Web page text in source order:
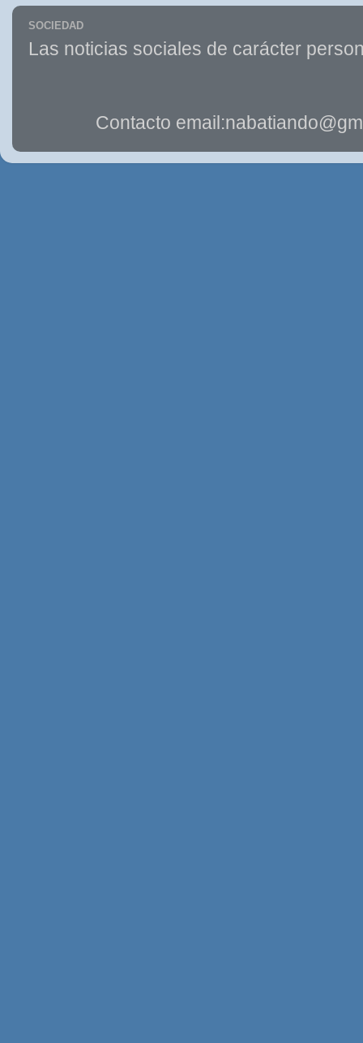
SOCIEDAD
Las noticias sociales de carácter
Contacto